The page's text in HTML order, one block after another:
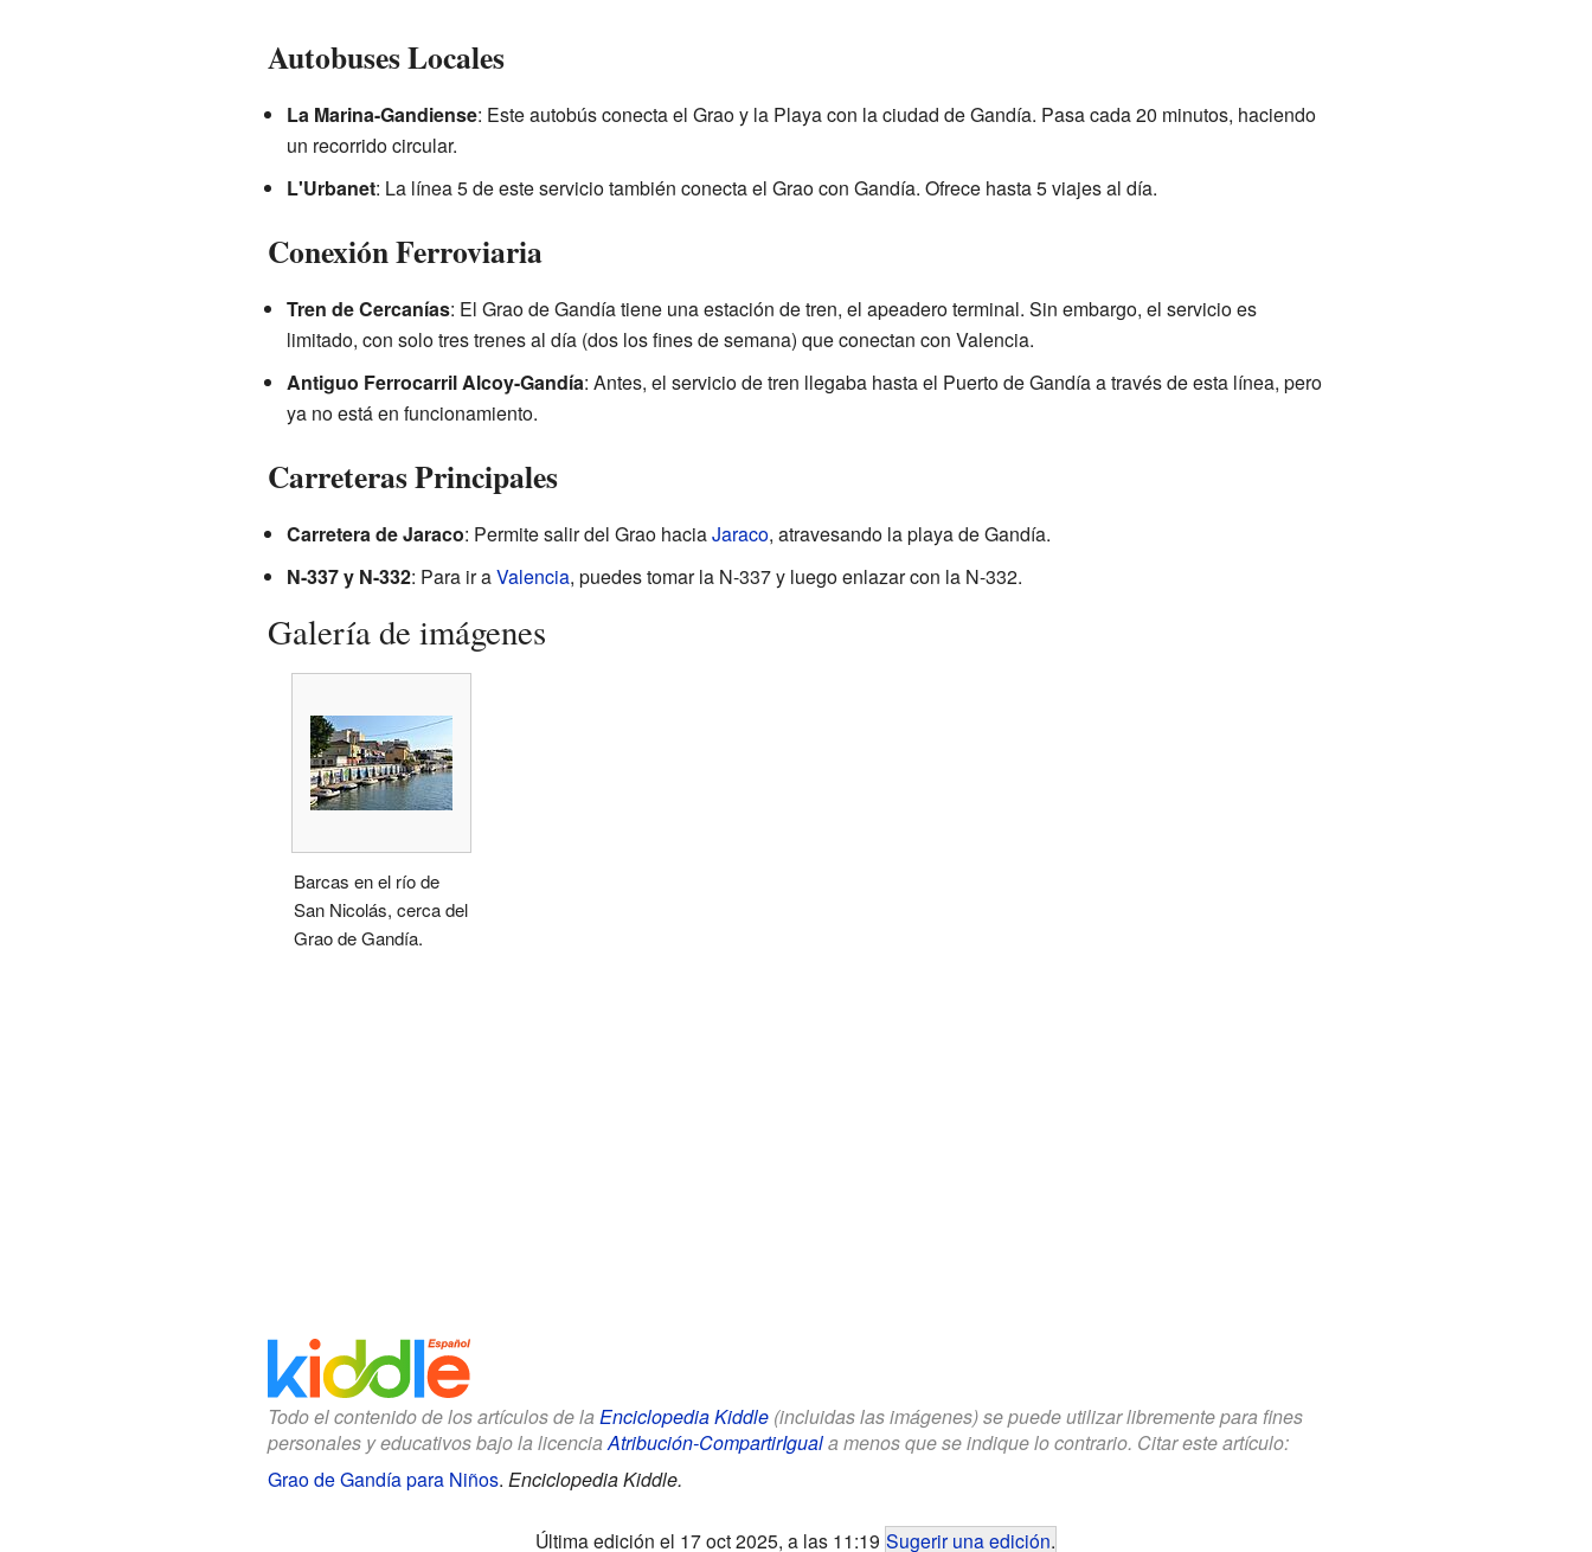
Autobuses Locales
La Marina-Gandiense: Este autobús conecta el Grao y la Playa con la ciudad de Gandía. Pasa cada 20 minutos, haciendo
un recorrido circular.
L'Urbanet: La línea 5 de este servicio también conecta el Grao con Gandía. Ofrece hasta 5 viajes al día.
Conexión Ferroviaria
Tren de Cercanías: El Grao de Gandía tiene una estación de tren, el apeadero terminal. Sin embargo, el servicio es
limitado, con solo tres trenes al día (dos los fines de semana) que conectan con Valencia.
Antiguo Ferrocarril Alcoy-Gandía: Antes, el servicio de tren llegaba hasta el Puerto de Gandía a través de esta línea, pero
ya no está en funcionamiento.
Carreteras Principales
Carretera de Jaraco: Permite salir del Grao haciaJaraco, atravesando la playa de Gandía.
N-337 y N-332: Para ir aValencia, puedes tomar la N-337 y luego enlazar con la N-332.
Galería de imágenes
Barcas en el río de
San Nicolás, cerca del
Grao de Gandía.
Todo el contenido de los artículos de la Enciclopedia Kiddle(incluidas las imágenes) se puede utilizar libremente para fines
personales y educativos bajo la licencia Atribución-CompartirIguala menos que se indique lo contrario. Citar este artículo:
Grao de Gandía para Niños. Enciclopedia Kiddle.
Última edición el 17 oct 2025, a las 11:19 Sugerir una edición.